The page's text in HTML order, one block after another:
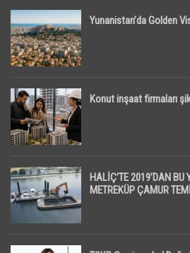
Yunanistan’da Golden
Konut inşaat firmaları
HALİÇ’TE 2019’DAN
METREKÜP ÇAMUR